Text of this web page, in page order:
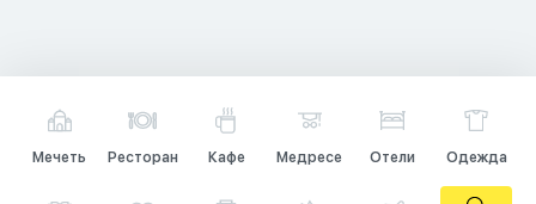
Мечеть Ресторан Кафе Медресе Отели Одежда